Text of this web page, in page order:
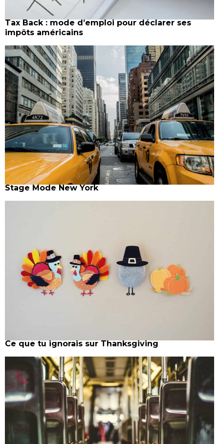
Tax Back : mode d’emploi pour déclarer ses
impôts américains
Stage Mode New York
Ce que tu ignorais sur Thanksgiving